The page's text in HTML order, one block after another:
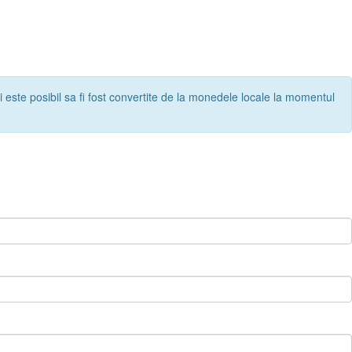
posibil sa fi fost convertite de la monedele locale la momentul